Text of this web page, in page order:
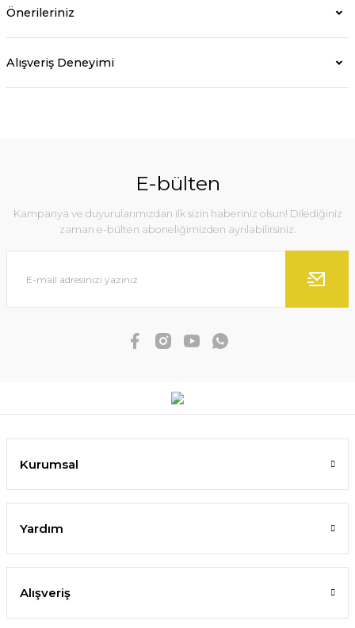
Önerileriniz
Alışveriş Deneyimi
E-bülten
Kampanya ve duyurularımızdan ilk sizin haberiniz olsun! Dilediğiniz
zaman e-bülten aboneliğimizden ayrılabilirsiniz.
Kurumsal
Yardım
Alışveriş